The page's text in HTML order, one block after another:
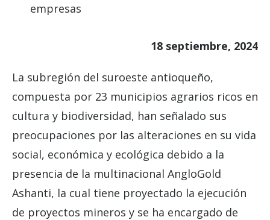
empresas
18 septiembre, 2024
La subregión del suroeste antioqueño,
compuesta por 23 municipios agrarios ricos en
cultura y biodiversidad, han señalado sus
preocupaciones por las alteraciones en su vida
social, económica y ecológica debido a la
presencia de la multinacional AngloGold
Ashanti, la cual tiene proyectado la ejecución
de proyectos mineros y se ha encargado de